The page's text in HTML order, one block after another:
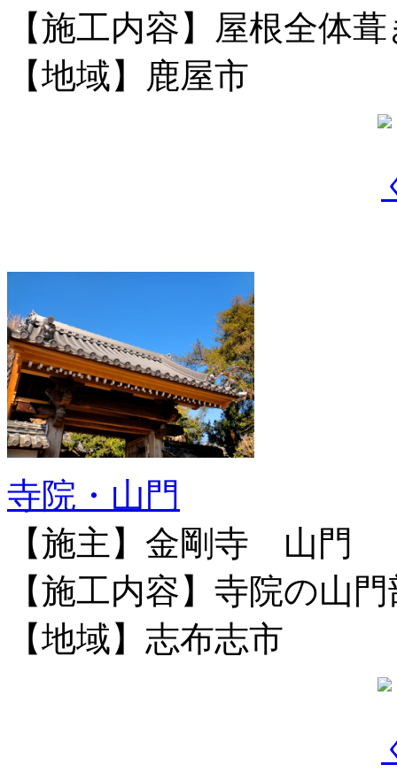
【施工内容】屋根全体
【地域】鹿屋市
寺院・山門
【施主】金剛寺 山門
【施工内容】寺院の山
【地域】志布志市